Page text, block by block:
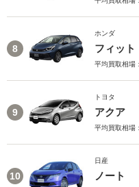
8
ホンダ
フィット
平均買取相場：
9
トヨタ
アクア
平均買取相場：
10
日産
ノート